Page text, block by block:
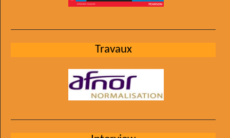
Travaux